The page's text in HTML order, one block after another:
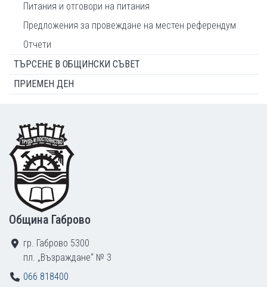
Питания и отговори на питания
Предложения за провеждане на местен референдум
Отчети
ТЪРСЕНЕ В ОБЩИНСКИ СЪВЕТ
ПРИЕМЕН ДЕН
Footer
Община Габрово
гр. Габрово 5300
пл. „Възраждане“ № 3
066 818400